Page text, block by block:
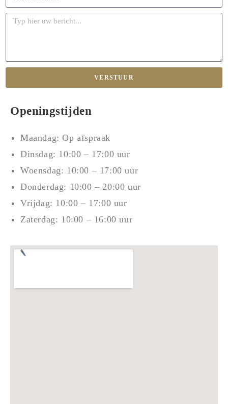
VERSTUUR
Openingstijden
Maandag: Op afspraak
Dinsdag: 10:00 – 17:00 uur
Woensdag: 10:00 – 17:00 uur
Donderdag: 10:00 – 20:00 uur
Vrijdag: 10:00 – 17:00 uur
Zaterdag: 10:00 – 16:00 uur